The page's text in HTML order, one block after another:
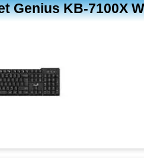
Genius KB-7100X